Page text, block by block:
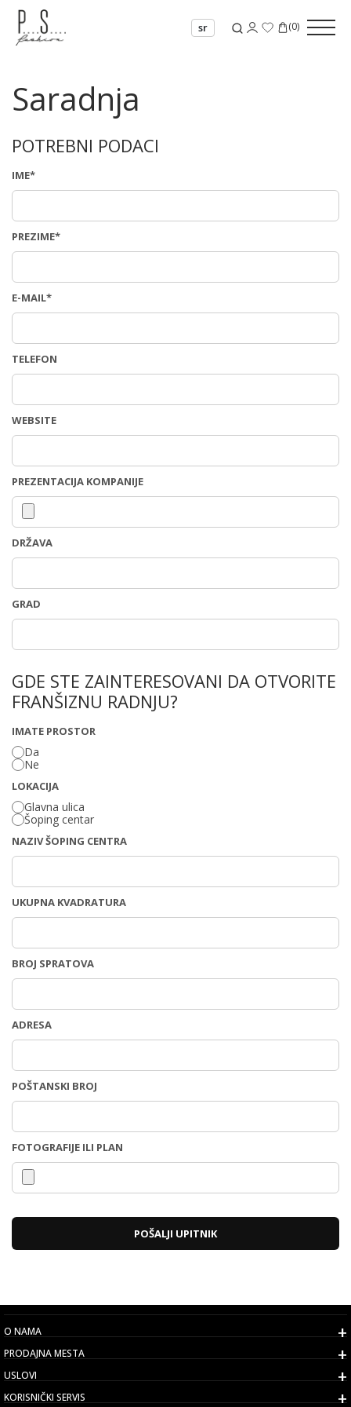
sr (0)
Saradnja
POTREBNI PODACI
IME*
PREZIME*
E-MAIL*
TELEFON
WEBSITE
PREZENTACIJA KOMPANIJE
DRŽAVA
GRAD
GDE STE ZAINTERESOVANI DA OTVORITE
FRANŠIZNU RADNJU?
IMATE PROSTOR
Da
Ne
LOKACIJA
Glavna ulica
Šoping centar
NAZIV ŠOPING CENTRA
UKUPNA KVADRATURA
BROJ SPRATOVA
ADRESA
POŠTANSKI BROJ
FOTOGRAFIJE ILI PLAN
POŠALJI UPITNIK
O NAMA
PRODAJNA MESTA
USLOVI
KORISNIČKI SERVIS